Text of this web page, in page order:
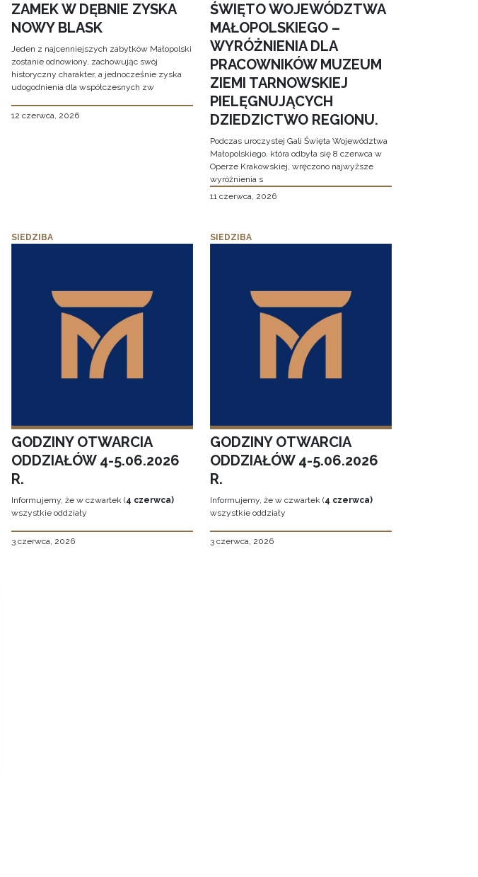
ZAMEK W DĘBNIE ZYSKA
NOWY BLASK
Jeden z najcenniejszych zabytków Małopolski
zostanie odnowiony, zachowując swój
historyczny charakter, a jednocześnie zyska
udogodnienia dla współczesnych zw
12 czerwca, 2026
ŚWIĘTO WOJEWÓDZTWA
MAŁOPOLSKIEGO –
WYRÓŻNIENIA DLA
PRACOWNIKÓW MUZEUM
ZIEMI TARNOWSKIEJ
PIELĘGNUJĄCYCH
DZIEDZICTWO REGIONU.
Podczas uroczystej Gali Święta Województwa
Małopolskiego, która odbyła się 8 czerwca w
Operze Krakowskiej, wręczono najwyższe
wyróżnienia s
11 czerwca, 2026
SIEDZIBA
GODZINY OTWARCIA
ODDZIAŁÓW 4-5.06.2026
R.
Informujemy, że w czwartek (4 czerwca)
wszystkie oddziały
3 czerwca, 2026
SIEDZIBA
GODZINY OTWARCIA
ODDZIAŁÓW 4-5.06.2026
R.
Informujemy, że w czwartek (4 czerwca)
wszystkie oddziały
3 czerwca, 2026